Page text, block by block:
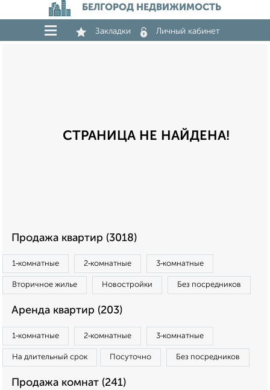
БЕЛГОРОД НЕДВИЖИМОСТЬ
Закладки Личный кабинет
СТРАНИЦА НЕ НАЙДЕНА!
Продажа квартир (3018)
1‑комнатные 2‑комнатные 3‑комнатные
Вторичное жилье Новостройки Без посредников
Аренда квартир (203)
1‑комнатные 2‑комнатные 3‑комнатные
На длительный срок Посуточно Без посредников
Продажа комнат (241)